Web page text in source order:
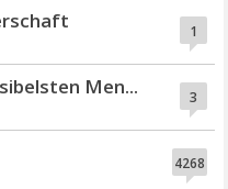
1
3
Men...
4268